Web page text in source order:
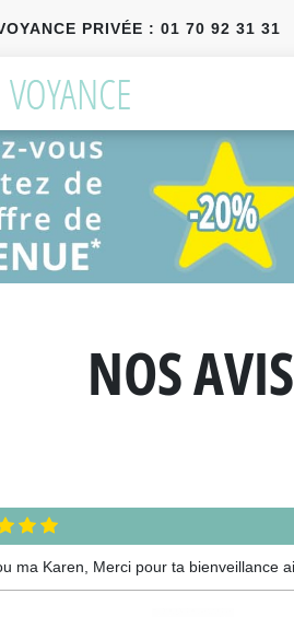
PRIVÉE : 01 70 92 31 31
NOS
ma Karen, Merci pour ta bienveillance